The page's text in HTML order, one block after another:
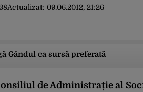
Actualizat: 09.06.2012, 21:26
Gândul ca sursă preferată
de Administrație al